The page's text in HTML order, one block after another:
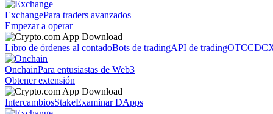
ExchangePara traders avanzados
Empezar a operar
Libro de órdenes al contadoBots de tradingAPI de tradingOTC
OnchainPara entusiastas de Web3
Obtener extensión
IntercambiosStakeExaminar DApps